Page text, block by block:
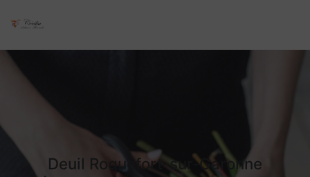
deuil Roquefort-sur-Garonne